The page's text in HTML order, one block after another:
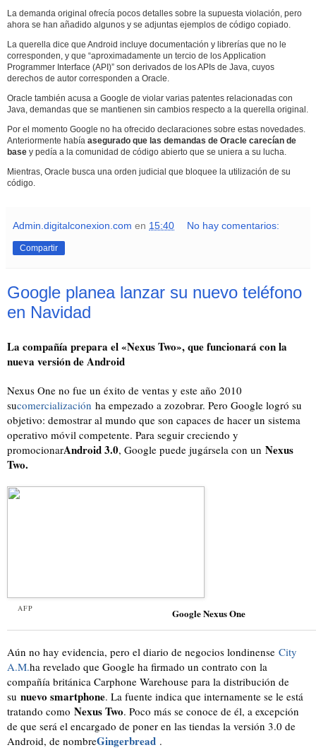
La demanda original ofrecía pocos detalles sobre la supuesta violación, pero
ahora se han añadido algunos y se adjuntas ejemplos de código copiado.
La querella dice que Android incluye documentación y librerías que no le
corresponden, y que “aproximadamente un tercio de los Application
Programmer Interface (API)” son derivados de los APIs de Java, cuyos
derechos de autor corresponden a Oracle.
Oracle también acusa a Google de violar varias patentes relacionadas con
Java, demandas que se mantienen sin cambios respecto a la querella original.
Por el momento Google no ha ofrecido declaraciones sobre estas novedades.
Anteriormente había asegurado que las demandas de Oracle carecían de
base y pedía a la comunidad de código abierto que se uniera a su lucha.
Mientras, Oracle busca una orden judicial que bloquee la utilización de su
código.
Admin.digitalconexion.com en 15:40 No hay comentarios:
Compartir
Google planea lanzar su nuevo teléfono
en Navidad
La compañía prepara el «Nexus Two», que funcionará con la
nueva versión de Android
Nexus One no fue un éxito de ventas y este año 2010
sucomercialización ha empezado a zozobrar. Pero Google logró su
objetivo: demostrar al mundo que son capaces de hacer un sistema
operativo móvil competente. Para seguir creciendo y
promocionarAndroid 3.0, Google puede jugársela con un Nexus
Two.
AFP Google Nexus One
Aún no hay evidencia, pero el diario de negocios londinense City
A.M.ha revelado que Google ha firmado un contrato con la
compañía británica Carphone Warehouse para la distribución de
su nuevo smartphone. La fuente indica que internamente se le está
tratando como Nexus Two. Poco más se conoce de él, a excepción
de que será el encargado de poner en las tiendas la versión 3.0 de
Android, de nombreGingerbread .